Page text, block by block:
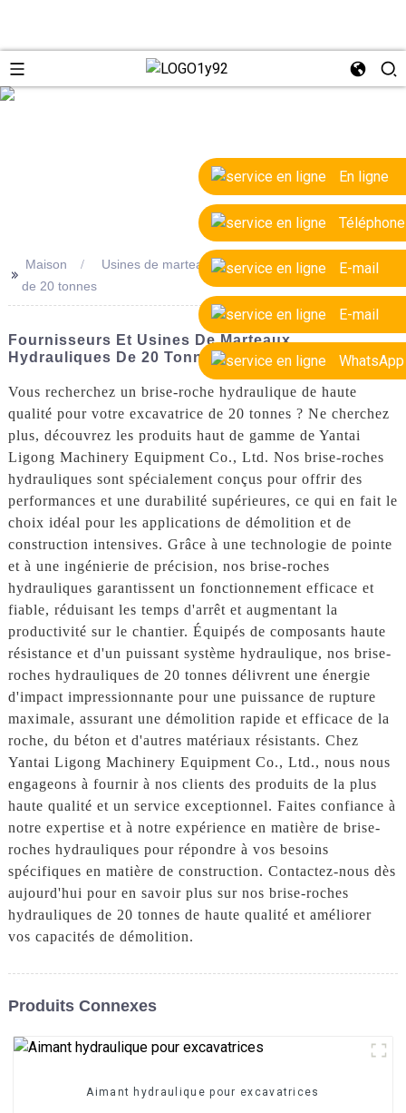
En ligne
Téléphone
E-mail
E-mail
WhatsApp
>>
Maison
Usines de marteaux hydrauliques de haute qualité
de 20 tonnes
Fournisseurs Et Usines De Marteaux
Hydrauliques De 20 Tonnes De Haute Qualité
Vous recherchez un brise-roche hydraulique de haute
qualité pour votre excavatrice de 20 tonnes ? Ne cherchez
plus, découvrez les produits haut de gamme de Yantai
Ligong Machinery Equipment Co., Ltd. Nos brise-roches
hydrauliques sont spécialement conçus pour offrir des
performances et une durabilité supérieures, ce qui en fait le
choix idéal pour les applications de démolition et de
construction intensives. Grâce à une technologie de pointe
et à une ingénierie de précision, nos brise-roches
hydrauliques garantissent un fonctionnement efficace et
fiable, réduisant les temps d'arrêt et augmentant la
productivité sur le chantier. Équipés de composants haute
résistance et d'un puissant système hydraulique, nos brise-
roches hydrauliques de 20 tonnes délivrent une énergie
d'impact impressionnante pour une puissance de rupture
maximale, assurant une démolition rapide et efficace de la
roche, du béton et d'autres matériaux résistants. Chez
Yantai Ligong Machinery Equipment Co., Ltd., nous nous
engageons à fournir à nos clients des produits de la plus
haute qualité et un service exceptionnel. Faites confiance à
notre expertise et à notre expérience en matière de brise-
roches hydrauliques pour répondre à vos besoins
spécifiques en matière de construction. Contactez-nous dès
aujourd'hui pour en savoir plus sur nos brise-roches
hydrauliques de 20 tonnes de haute qualité et améliorer
vos capacités de démolition.
Produits Connexes
Aimant hydraulique pour excavatrices